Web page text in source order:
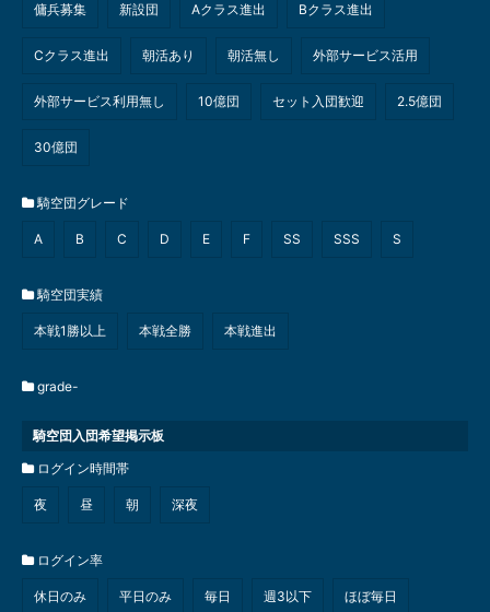
傭兵募集 新設団 Aクラス進出 Bクラス進出
Cクラス進出 朝活あり 朝活無し 外部サービス活用
外部サービス利用無し 10億団 セット入団歓迎 2.5億団
30億団
騎空団グレード
A B C D E F SS SSS S
騎空団実績
本戦1勝以上 本戦全勝 本戦進出
grade-
騎空団入団希望掲示板
ログイン時間帯
夜 昼 朝 深夜
ログイン率
休日のみ 平日のみ 毎日 週3以下 ほぼ毎日